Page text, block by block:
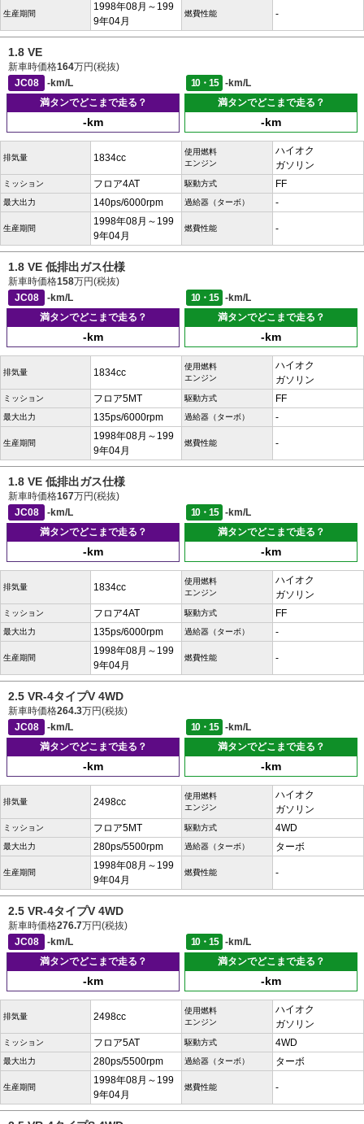
生産期間
1998年08月～199
9年04月
燃費性能 -
1.8 VE
新車時価格164万円(税抜)
JC08
-km/L 10・15
-km/L
満タンでどこまで走る？
-km
満タンでどこまで走る？
-km
排気量 1834cc
使用燃料
エンジン
ハイオク
ガソリン
ミッション フロア4AT 駆動方式 FF
最大出力 140ps/6000rpm 過給器（ターボ） -
生産期間
1998年08月～199
9年04月
燃費性能 -
1.8 VE 低排出ガス仕様
新車時価格158万円(税抜)
JC08
-km/L 10・15
-km/L
満タンでどこまで走る？
-km
満タンでどこまで走る？
-km
排気量 1834cc
使用燃料
エンジン
ハイオク
ガソリン
ミッション フロア5MT 駆動方式 FF
最大出力 135ps/6000rpm 過給器（ターボ） -
生産期間
1998年08月～199
9年04月
燃費性能 -
1.8 VE 低排出ガス仕様
新車時価格167万円(税抜)
JC08
-km/L 10・15
-km/L
満タンでどこまで走る？
-km
満タンでどこまで走る？
-km
排気量 1834cc
使用燃料
エンジン
ハイオク
ガソリン
ミッション フロア4AT 駆動方式 FF
最大出力 135ps/6000rpm 過給器（ターボ） -
生産期間
1998年08月～199
9年04月
燃費性能 -
2.5 VR-4タイプV 4WD
新車時価格264.3万円(税抜)
JC08
-km/L 10・15
-km/L
満タンでどこまで走る？
-km
満タンでどこまで走る？
-km
排気量 2498cc
使用燃料
エンジン
ハイオク
ガソリン
ミッション フロア5MT 駆動方式 4WD
最大出力 280ps/5500rpm 過給器（ターボ） ターボ
生産期間
1998年08月～199
9年04月
燃費性能 -
2.5 VR-4タイプV 4WD
新車時価格276.7万円(税抜)
JC08
-km/L 10・15
-km/L
満タンでどこまで走る？
-km
満タンでどこまで走る？
-km
排気量 2498cc
使用燃料
エンジン
ハイオク
ガソリン
ミッション フロア5AT 駆動方式 4WD
最大出力 280ps/5500rpm 過給器（ターボ） ターボ
生産期間
1998年08月～199
9年04月
燃費性能 -